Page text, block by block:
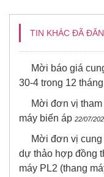
TIN KHÁC ĐÃ
Mời báo giá
30-4 trong 12 tháng
Mời đơn vị
máy biến áp 22/07/
Mời đơn vị
dự thảo hợp đồng
máy PL2 (thang